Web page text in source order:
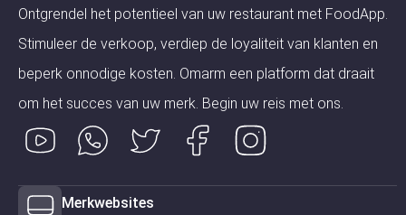
Ontgrendel het potentieel van uw restaurant met FoodApp.
Stimuleer de verkoop, verdiep de loyaliteit van klanten en
beperk onnodige kosten. Omarm een ​​platform dat draait
om het succes van uw merk. Begin uw reis met ons.
Merkwebsites